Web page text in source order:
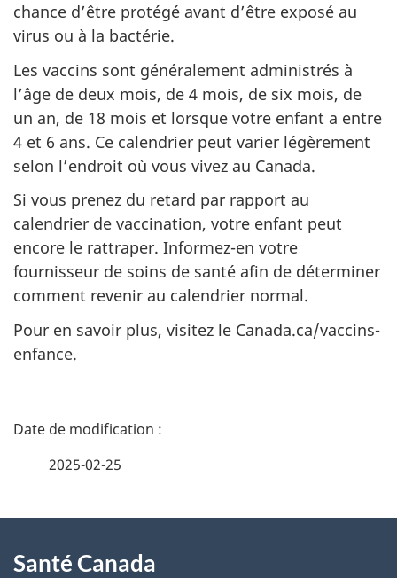
chance d’être protégé avant d’être exposé au
virus ou à la bactérie.
Les vaccins sont généralement administrés à
l’âge de deux mois, de 4 mois, de six mois, de
un an, de 18 mois et lorsque votre enfant a entre
4 et 6 ans. Ce calendrier peut varier légèrement
selon l’endroit où vous vivez au Canada.
Si vous prenez du retard par rapport au
calendrier de vaccination, votre enfant peut
encore le rattraper. Informez-en votre
fournisseur de soins de santé afin de déterminer
comment revenir au calendrier normal.
Pour en savoir plus, visitez le Canada.ca/vaccins-
enfance.
D
2025-02-25
Santé Canada